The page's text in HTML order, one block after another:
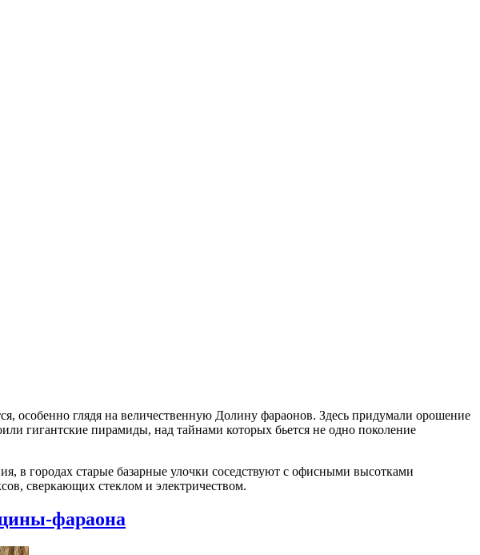
особенно глядя на величественную Долину фараонов. Здесь придумали орошение
гигантские пирамиды, над тайнами которых бьется не одно поколение
в городах старые базарные улочки соседствуют с офисными высотками
сверкающих стеклом и электричеством.
фараона